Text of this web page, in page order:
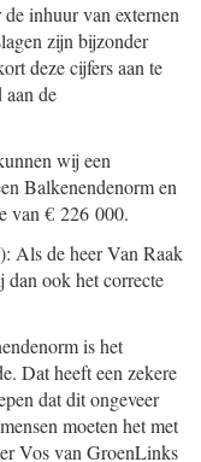
inhuur van externen
zijn bijzonder
deze cijfers aan te
de
wij een
Balkenendenorm en
van € 226 000.
Als de heer Van Raak
ook het correcte
is het
Dat heeft een zekere
dat dit ongeveer
moeten het met
Vos van GroenLinks